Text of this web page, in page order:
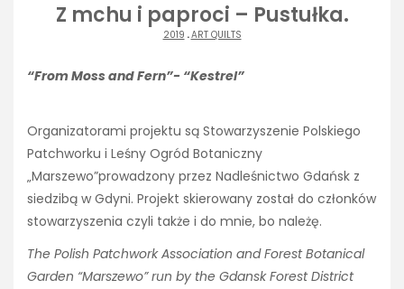
Z mchu i paproci – Pustułka.
2019 .ART QUILTS
“From Moss and Fern”- “Kestrel”
Organizatorami projektu są Stowarzyszenie Polskiego
Patchworku i Leśny Ogród Botaniczny
„Marszewo”prowadzony przez Nadleśnictwo Gdańsk z
siedzibą w Gdyni. Projekt skierowany został do członków
stowarzyszenia czyli także i do mnie, bo należę.
The Polish Patchwork Association and Forest Botanical
Garden “Marszewo” run by the Gdansk Forest District